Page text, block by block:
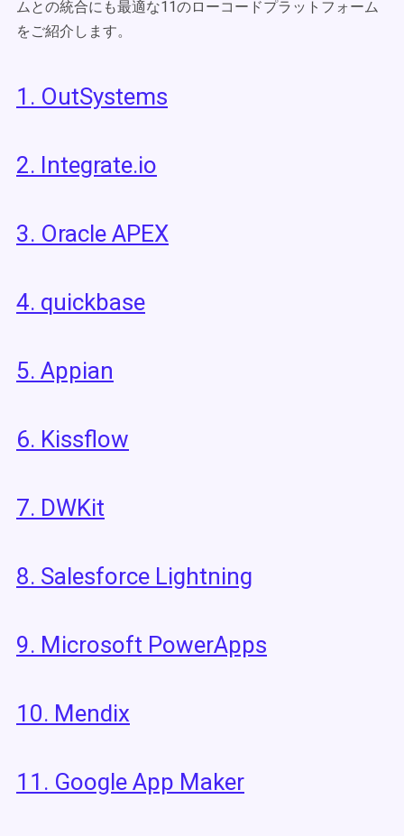
ムとの統合にも最適な11のローコードプラットフォーム
をご紹介します。
1. OutSystems
2. Integrate.io
3. Oracle APEX
4. quickbase
5. Appian
6. Kissflow
7. DWKit
8. Salesforce Lightning
9. Microsoft PowerApps
10. Mendix
11. Google App Maker